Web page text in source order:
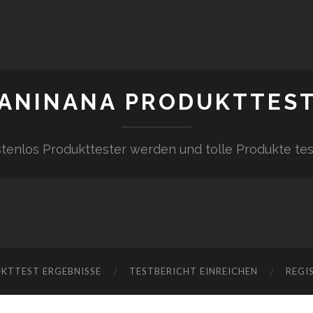
Produkttester werden und tolle Produkte
ERGEBNISSE TESTBERICHT EINREICHEN